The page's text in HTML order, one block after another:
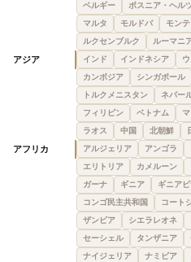
ベルギー
ボスニア・ヘル
マルタ
モルドバ モン
ルクセンブルク
ルーマニ
アジア インド インドネシア
カンボジア
シンガポール
トルクメニスタン
ネパー
フィリピン
ベトナム
ラオス
中国 北朝鮮
アフリカ アルジェリア アンゴラ
エリトリア
カメルーン
ガーナ
ギニア ギニア
コンゴ民主共和国
コート
ザンビア
シエラレオネ
セーシェル
タンザニア
ナイジェリア
ナミビア